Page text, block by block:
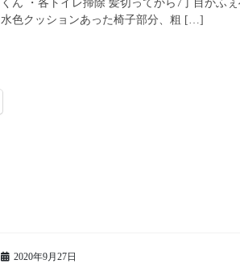
くん ・各トイレ掃除 髪切ってから7丁目かふ
水色クッションあった椅子部分、粗 […]
2020年9月27日